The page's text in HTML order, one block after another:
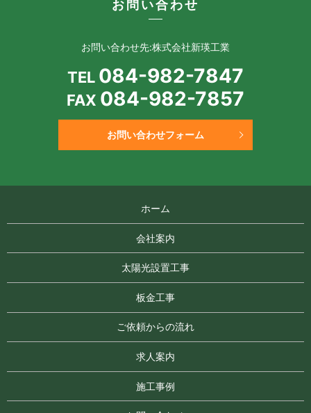
お問い合わせ
お問い合わせ先:株式会社新瑛工業
TEL 084-982-7847
FAX 084-982-7857
お問い合わせフォーム
ホーム
会社案内
太陽光設置工事
板金工事
ご依頼からの流れ
求人案内
施工事例